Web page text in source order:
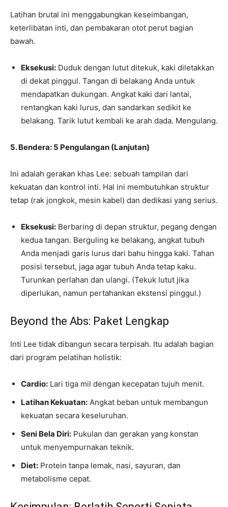
Latihan brutal ini menggabungkan keseimbangan,
keterlibatan inti, dan pembakaran otot perut bagian
bawah.
Eksekusi: Duduk dengan lutut ditekuk, kaki diletakkan
di dekat pinggul. Tangan di belakang Anda untuk
mendapatkan dukungan. Angkat kaki dari lantai,
rentangkan kaki lurus, dan sandarkan sedikit ke
belakang. Tarik lutut kembali ke arah dada. Mengulang.
5. Bendera: 5 Pengulangan (Lanjutan)
Ini adalah gerakan khas Lee: sebuah tampilan dari
kekuatan dan kontrol inti. Hal ini membutuhkan struktur
tetap (rak jongkok, mesin kabel) dan dedikasi yang serius.
Eksekusi: Berbaring di depan struktur, pegang dengan
kedua tangan. Berguling ke belakang, angkat tubuh
Anda menjadi garis lurus dari bahu hingga kaki. Tahan
posisi tersebut, jaga agar tubuh Anda tetap kaku.
Turunkan perlahan dan ulangi. (Tekuk lutut jika
diperlukan, namun pertahankan ekstensi pinggul.)
Beyond the Abs: Paket Lengkap
Inti Lee tidak dibangun secara terpisah. Itu adalah bagian
dari program pelatihan holistik:
Cardio: Lari tiga mil dengan kecepatan tujuh menit.
Latihan Kekuatan: Angkat beban untuk membangun
kekuatan secara keseluruhan.
Seni Bela Diri: Pukulan dan gerakan yang konstan
untuk menyempurnakan teknik.
Diet: Protein tanpa lemak, nasi, sayuran, dan
metabolisme cepat.